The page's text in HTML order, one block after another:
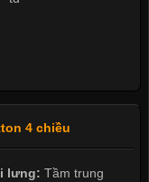
4 chiều
lưng: Tầm trung